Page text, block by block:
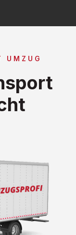
UMZUG